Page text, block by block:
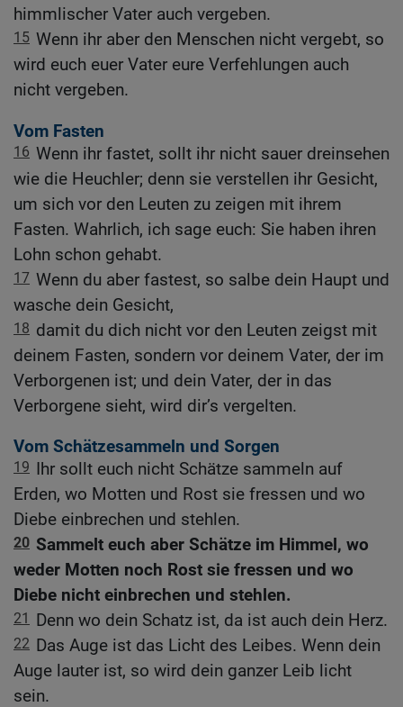
himmlischer Vater auch vergeben.
15 Wenn ihr aber den Menschen nicht vergebt, so
wird euch euer Vater eure Verfehlungen auch
nicht vergeben.
Vom Fasten
16 Wenn ihr fastet, sollt ihr nicht sauer dreinsehen
wie die Heuchler; denn sie verstellen ihr Gesicht,
um sich vor den Leuten zu zeigen mit ihrem
Fasten. Wahrlich, ich sage euch: Sie haben ihren
Lohn schon gehabt.
17 Wenn du aber fastest, so salbe dein Haupt und
wasche dein Gesicht,
18 damit du dich nicht vor den Leuten zeigst mit
deinem Fasten, sondern vor deinem Vater, der im
Verborgenen ist; und dein Vater, der in das
Verborgene sieht, wird dir’s vergelten.
Vom Schätzesammeln und Sorgen
19 Ihr sollt euch nicht Schätze sammeln auf
Erden, wo Motten und Rost sie fressen und wo
Diebe einbrechen und stehlen.
20 Sammelt euch aber Schätze im Himmel, wo
weder Motten noch Rost sie fressen und wo
Diebe nicht einbrechen und stehlen.
21 Denn wo dein Schatz ist, da ist auch dein Herz.
22 Das Auge ist das Licht des Leibes. Wenn dein
Auge lauter ist, so wird dein ganzer Leib licht
sein.